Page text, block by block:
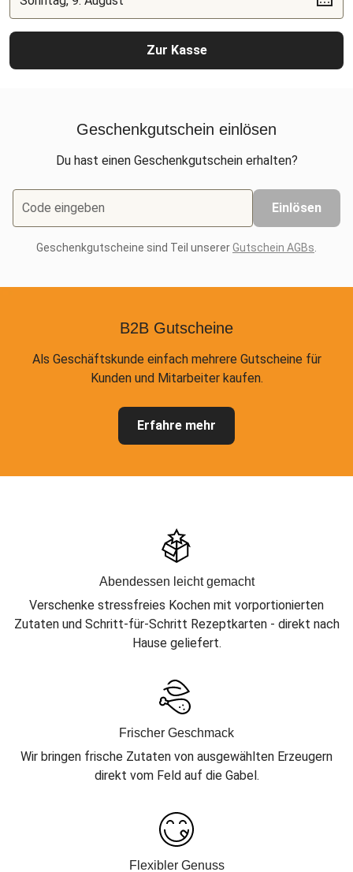
Zur Kasse
Geschenkgutschein einlösen
Du hast einen Geschenkgutschein erhalten?
Code eingeben Einlösen
Geschenkgutscheine sind Teil unsererGutschein AGBs
B2B Gutscheine
Als Geschäftskunde einfach mehrere Gutscheine für
Kunden und Mitarbeiter kaufen.
Erfahre mehr
Abendessen leicht gemacht
Verschenke stressfreies Kochen mit vorportionierten
Zutaten und Schritt-für-Schritt Rezeptkarten - direkt nach
Hause geliefert.
Frischer Geschmack
Wir bringen frische Zutaten von ausgewählten Erzeugern
direkt vom Feld auf die Gabel.
Flexibler Genuss